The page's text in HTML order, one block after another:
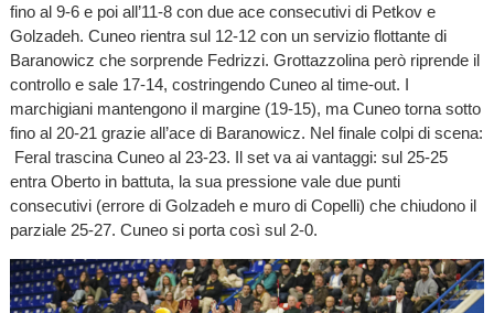
fino al 9-6 e poi all’11-8 con due ace consecutivi di Petkov e
Golzadeh. Cuneo rientra sul 12-12 con un servizio flottante di
Baranowicz che sorprende Fedrizzi. Grottazzolina però riprende il
controllo e sale 17-14, costringendo Cuneo al time-out. I
marchigiani mantengono il margine (19-15), ma Cuneo torna sotto
fino al 20-21 grazie all’ace di Baranowicz. Nel finale colpi di scena:
Feral trascina Cuneo al 23-23. Il set va ai vantaggi: sul 25-25
entra Oberto in battuta, la sua pressione vale due punti
consecutivi (errore di Golzadeh e muro di Copelli) che chiudono il
parziale 25-27. Cuneo si porta così sul 2-0.